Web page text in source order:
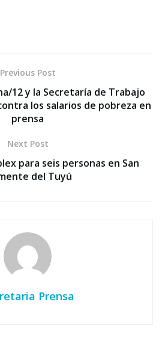
Previous Post
12 y la Secretaría de Trabajo
los salarios de pobreza en
prensa
Next Post
para seis personas en San
del Tuyú
Prensa